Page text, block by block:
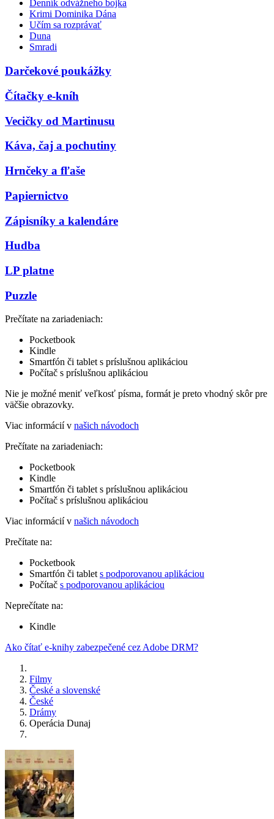
Denník odvážneho bojka
Krimi Dominika Dána
Učím sa rozprávať
Duna
Smradi
Darčekové poukážky
Čítačky e-kníh
Vecičky od Martinusu
Káva, čaj a pochutiny
Hrnčeky a fľaše
Papiernictvo
Zápisníky a kalendáre
Hudba
LP platne
Puzzle
Prečítate na zariadeniach:
Pocketbook
Kindle
Smartfón či tablet s príslušnou aplikáciou
Počítač s príslušnou aplikáciou
Nie je možné meniť veľkosť písma, formát je preto vhodný skôr pre
väčšie obrazovky.
Viac informácií v našich návodoch
Prečítate na zariadeniach:
Pocketbook
Kindle
Smartfón či tablet s príslušnou aplikáciou
Počítač s príslušnou aplikáciou
Viac informácií v našich návodoch
Prečítate na:
Pocketbook
Smartfón či tablet s podporovanou aplikáciou
Počítač s podporovanou aplikáciou
Neprečítate na:
Kindle
Ako čítať e-knihy zabezpečené cez Adobe DRM?
Filmy
České a slovenské
České
Drámy
Operácia Dunaj